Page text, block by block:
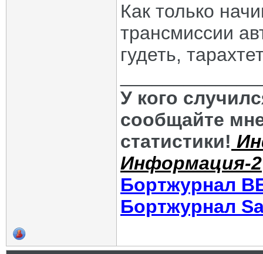
Как только
трансмиссии
гудеть,
У кого
сообщайте
статистики!
Информация-2
Бортжурнал
Бортжурнал